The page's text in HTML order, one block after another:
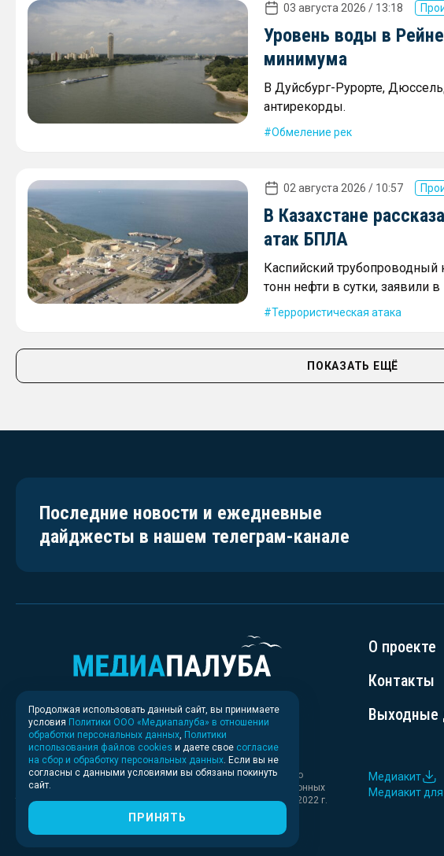
03 августа 2026 / 13:18
Уровень воды в
минимума
В Дуйсбург-Рурорте,
антирекорды.
Обмеление рек
02 августа 2026 / 10:57
В Казахстане
атак БПЛА
Каспийский трубопроводный
тонн нефти в сутки, заявили
Террористическая атака
ПОКАЗАТЬ ЕЩЁ
Последние новости и ежедневные
дайджесты в нашем телеграм-канале
О проекте
Контакты
Выходные
Свидетельство о регистрации СМИ ИА № ФС 77 - 83037 выдано
Федеральной службой по надзору в сфере связи, информационных
технологий и массовых коммуникаций (Роскомнадзор) 30.03.2022 г.
Медиакит
Медиакит
Продолжая использовать данный сайт, вы принимаете
условия Политики ООО «Медиапалуба» в отношении
обработки персональных данных Политики
использования файлов cookies и даете свое согласие
на сбор и обработку персональных данных . Если вы не
согласны с данными условиями вы обязаны покинуть
сайт.
ПРИНЯТЬ